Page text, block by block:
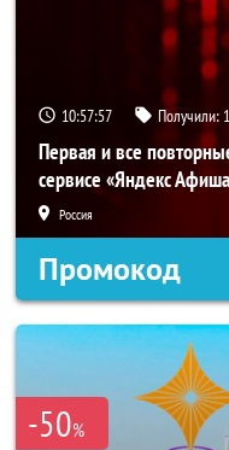
10:57:56 Получили:
Первая и все
сервисе «Яндекс
Россия
Промокод
-50%